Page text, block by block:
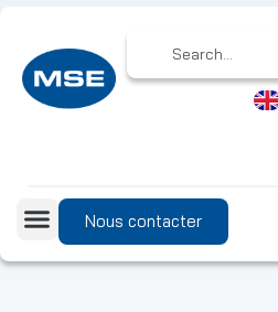
Nous contacter